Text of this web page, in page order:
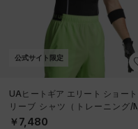
公式サイト限定
UAヒートギア エリート ショート
リーブ シャツ（トレーニング/
N）
￥7,480